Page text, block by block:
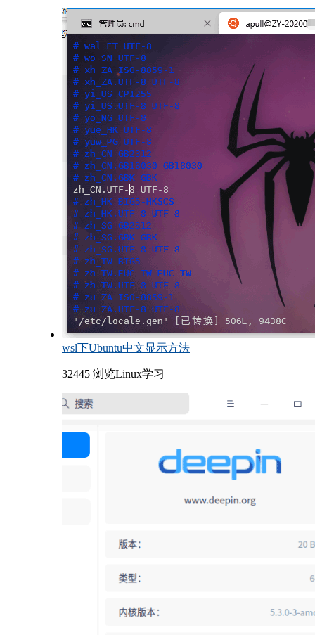
wsl下Ubuntu中文显示方法
32445 浏览Linux学习